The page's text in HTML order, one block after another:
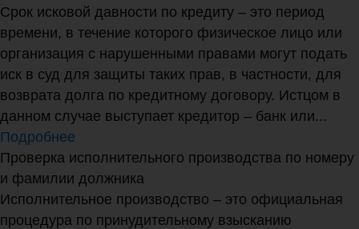
Срок исковой давности по кредиту – это период
времени, в течение которого физическое лицо или
организация с нарушенными правами могут подать
иск в суд для защиты таких прав, в частности, для
возврата долга по кредитному договору. Истцом в
данном случае выступает кредитор – банк или...
Подробнее
Проверка исполнительного производства по номеру
и фамилии должника
Исполнительное производство – это официальная
процедура по принудительному взысканию